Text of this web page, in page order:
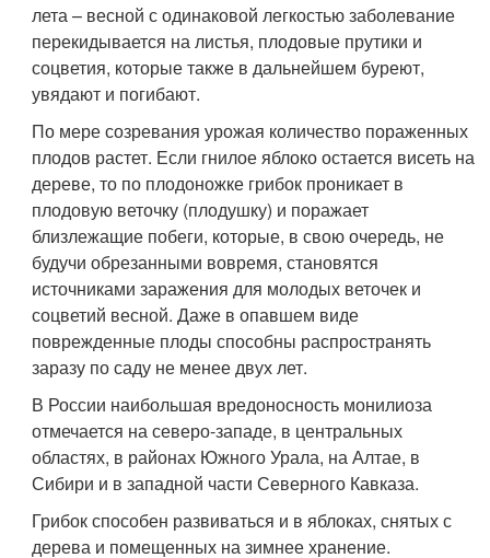
лета – весной с одинаковой легкостью заболевание
перекидывается на листья, плодовые прутики и
соцветия, которые также в дальнейшем буреют,
увядают и погибают.
По мере созревания урожая количество пораженных
плодов растет. Если гнилое яблоко остается висеть на
дереве, то по плодоножке грибок проникает в
плодовую веточку (плодушку) и поражает
близлежащие побеги, которые, в свою очередь, не
будучи обрезанными вовремя, становятся
источниками заражения для молодых веточек и
соцветий весной. Даже в опавшем виде
поврежденные плоды способны распространять
заразу по саду не менее двух лет.
В России наибольшая вредоносность монилиоза
отмечается на северо-западе, в центральных
областях, в районах Южного Урала, на Алтае, в
Сибири и в западной части Северного Кавказа.
Грибок способен развиваться и в яблоках, снятых с
дерева и помещенных на зимнее хранение.